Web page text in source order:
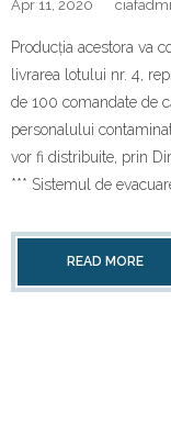
Apr 11, 2020
Producția acestora va
livrarea lotului nr. 4,
de 100 comandate de
personalului
vor fi distribuite, prin
*** Sistemul de
READ MORE